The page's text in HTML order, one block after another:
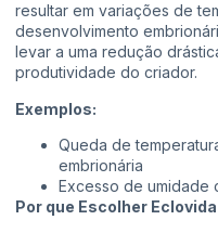
resultar em variações de
desenvolvimento
levar a uma redução
produtividade do criador.
Exemplos:
Queda de
embrionária
Excesso de umidade
Por que Escolher